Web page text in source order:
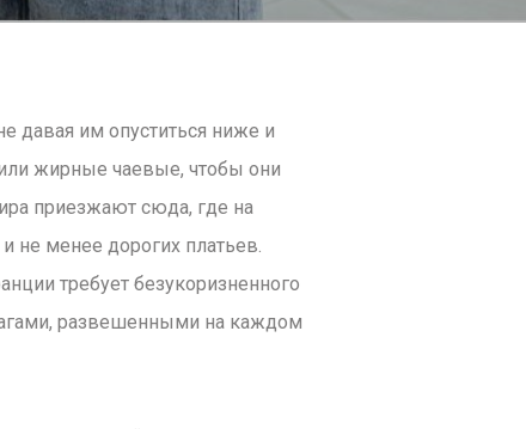
давая им опуститься ниже и
жирные чаевые, чтобы они
приезжают сюда, где на
не менее дорогих платьев.
требует безукоризненного
развешенными на каждом